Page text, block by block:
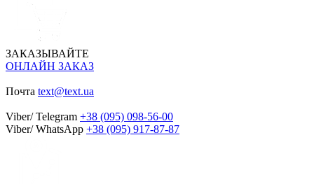
ЗАКАЗЫВАЙТЕ
ОНЛАЙН ЗАКАЗ
Почта text@text.ua
Viber/ Telegram +38 (095) 098-56-00
Viber/ WhatsApp +38 (095) 917-87-87